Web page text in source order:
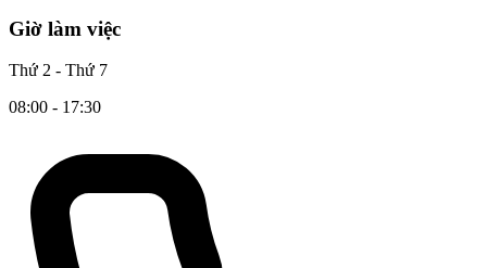
Giờ làm việc
Thứ 2 - Thứ 7
08:00 - 17:30